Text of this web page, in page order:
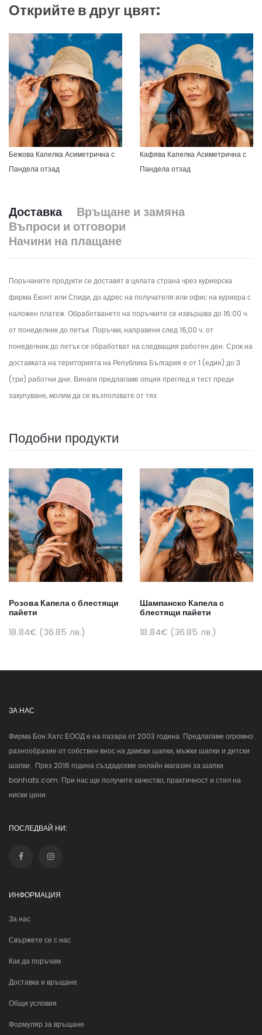
Открийте в друг цвят:
Бежова Капелка Асиметрична с
Пандела отзад
Кафява Капелка Асиметрична с
Пандела отзад
Доставка
Връщане и замяна
Въпроси и отговори
Начини на плащане
Поръчаните продукти се доставят в цялата страна чрез куриерска
фирма Еконт или Спиди, до адрес на получателя или офис на куриера с
наложен платеж. Обработването на поръчките се извършва до 16:00 ч.
от понеделник до петък. Поръчки, направени след 16,00 ч. от
понеделник до петък се обработват на следващия работен ден. Срок на
доставката на територията на Република България е от 1 (един) до 3
(три) работни дни. Винаги предлагаме опция преглед и тест преди
закупуване, молим да се възползвате от тях.
Подобни продукти
Розова Капела с блестящи
пайети
18.84€ (36.85 лв.)
Шампанско Капела с
блестящи пайети
18.84€ (36.85 лв.)
ЗА НАС
Фирма Бон Хатс ЕООД е на пазара от 2003 година. Предлагаме огромно
разнообразие от собствен внос на дамски шапки, мъжки шапки и детски
шапки. През 2016 година създадохме онлайн магазин за шапки
bonhats.com. При нас ще получите качество, практичност и стил на
ниски цени.
ПОСЛЕДВАЙ НИ:
ИНФОРМАЦИЯ
За нас
Свържете се с нас
Как да поръчам
Доставка и връщане
Общи условия
Формуляр за връщане